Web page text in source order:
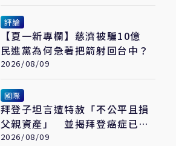
評論
【夏一新專欄】慈濟被騙10億
民進黨為何急著把箭射回台中？
2026/08/09
國際
拜登子坦言遭特赦「不公平且損
父親資產」 並揭拜登癌症已擴
散至骨骼
2026/08/09